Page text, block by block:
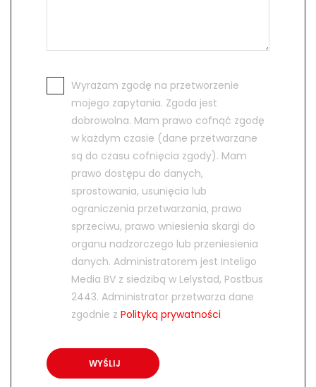
Wyrażam zgodę na przetworzenie
mojego zapytania. Zgoda jest
dobrowolna. Mam prawo cofnąć zgodę
w każdym czasie (dane przetwarzane
są do czasu cofnięcia zgody). Mam
prawo dostępu do danych,
sprostowania, usunięcia lub
ograniczenia przetwarzania, prawo
sprzeciwu, prawo wniesienia skargi do
organu nadzorczego lub przeniesienia
danych. Administratorem jest Inteligo
Media BV z siedzibą w Lelystad, Postbus
2443. Administrator przetwarza dane
zgodnie z Polityką prywatności